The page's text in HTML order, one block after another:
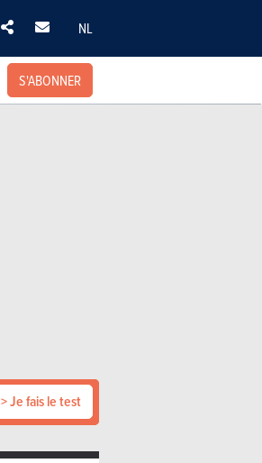
NL
S'ABONNER
> Je fais le test